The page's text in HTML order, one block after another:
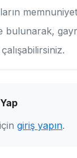
bulunarak,
giriş yapın.